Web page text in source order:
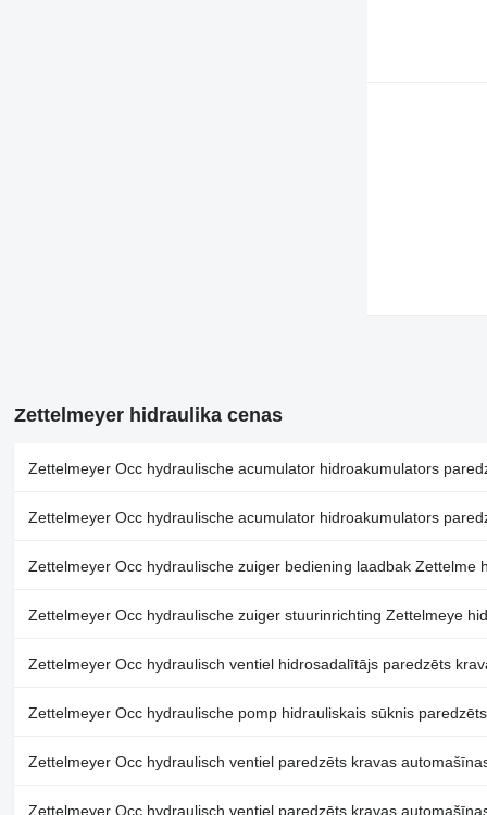
Zettelmeyer hidraulika cenas
Zettelmeyer Occ hydraulische acumulator hidroakumulators
Zettelmeyer Occ hydraulische acumulator hidroakumulators
Zettelmeyer Occ hydraulische zuiger bediening laadbak Zettelme
Zettelmeyer Occ hydraulische zuiger stuurinrichting Zettelmeye
Zettelmeyer Occ hydraulisch ventiel hidrosadalītājs paredzēts
Zettelmeyer Occ hydraulische pomp hidrauliskais sūknis
Zettelmeyer Occ hydraulisch ventiel paredzēts kravas
Zettelmeyer Occ hydraulisch ventiel paredzēts kravas